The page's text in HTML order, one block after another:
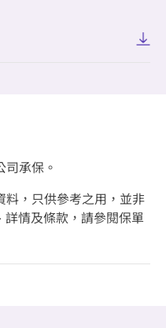
承保。
料，只供參考之用，並非
情及條款，請參閱保單